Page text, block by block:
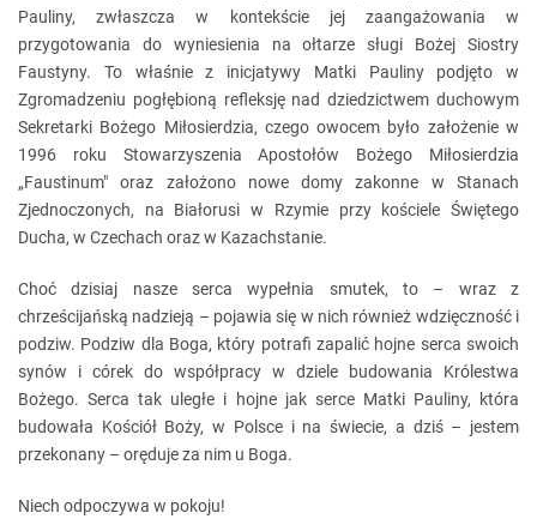
Pauliny, zwłaszcza w kontekście jej zaangażowania w
przygotowania do wyniesienia na ołtarze sługi Bożej Siostry
Faustyny. To właśnie z inicjatywy Matki Pauliny podjęto w
Zgromadzeniu pogłębioną refleksję nad dziedzictwem duchowym
Sekretarki Bożego Miłosierdzia, czego owocem było założenie w
1996 roku Stowarzyszenia Apostołów Bożego Miłosierdzia
„Faustinum" oraz założono nowe domy zakonne w Stanach
Zjednoczonych, na Białorusi w Rzymie przy kościele Świętego
Ducha, w Czechach oraz w Kazachstanie.
Choć dzisiaj nasze serca wypełnia smutek, to – wraz z
chrześcijańską nadzieją – pojawia się w nich również wdzięczność i
podziw. Podziw dla Boga, który potrafi zapalić hojne serca swoich
synów i córek do współpracy w dziele budowania Królestwa
Bożego. Serca tak uległe i hojne jak serce Matki Pauliny, która
budowała Kościół Boży, w Polsce i na świecie, a dziś – jestem
przekonany – oręduje za nim u Boga.
Niech odpoczywa w pokoju!